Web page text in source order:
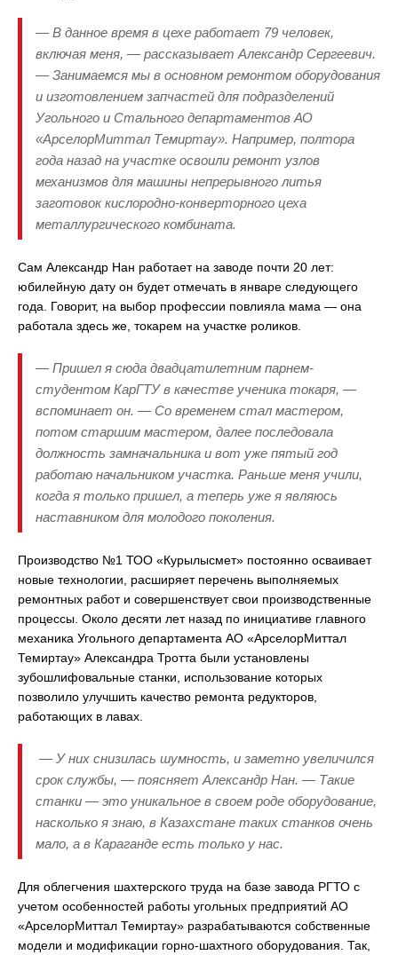
— В данное время в цехе работает 79 человек,
включая меня, — рассказывает Александр Сергеевич.
— Занимаемся мы в основном ремонтом оборудования
и изготовлением запчастей для подразделений
Угольного и Стального департаментов АО
«АрселорМиттал Темиртау». Например, полтора
года назад на участке освоили ремонт узлов
механизмов для машины непрерывного литья
заготовок кислородно-конверторного цеха
металлургического комбината.
Сам Александр Нан работает на заводе почти 20 лет:
юбилейную дату он будет отмечать в январе следующего
года. Говорит, на выбор профессии повлияла мама — она
работала здесь же, токарем на участке роликов.
— Пришел я сюда двадцатилетним парнем-
студентом КарГТУ в качестве ученика токаря, —
вспоминает он. — Со временем стал мастером,
потом старшим мастером, далее последовала
должность замначальника и вот уже пятый год
работаю начальником участка. Раньше меня учили,
когда я только пришел, а теперь уже я являюсь
наставником для молодого поколения.
Производство №1 ТОО «Курылысмет» постоянно осваивает
новые технологии, расширяет перечень выполняемых
ремонтных работ и совершенствует свои производственные
процессы. Около десяти лет назад по инициативе главного
механика Угольного департамента АО «АрселорМиттал
Темиртау» Александра Тротта были установлены
зубошлифовальные станки, использование которых
позволило улучшить качество ремонта редукторов,
работающих в лавах.
— У них снизилась шумность, и заметно увеличился
срок службы, — поясняет Александр Нан. — Такие
станки — это уникальное в своем роде оборудование,
насколько я знаю, в Казахстане таких станков очень
мало, а в Караганде есть только у нас.
Для облегчения шахтерского труда на базе завода РГТО с
учетом особенностей работы угольных предприятий АО
«АрселорМиттал Темиртау» разрабатываются собственные
модели и модификации горно-шахтного оборудования. Так,